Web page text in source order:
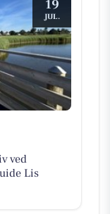
19
JUL.
ved
Lis